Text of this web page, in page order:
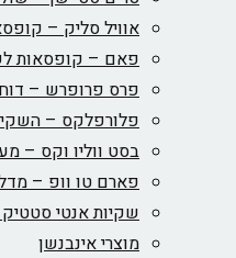
אוויל סליק –
פאם – קופסאות
פרס פרופרש –
פלורפלקס –
בסט ווליו וקס –
פארם טו וופ –
שקיות אנטי
מוצרי אינבנשן